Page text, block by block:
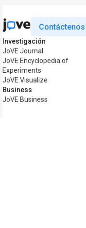
Contáctenos
Investigación
JoVE Journal
JoVE Encyclopedia of
Experiments
JoVE Visualize
Business
JoVE Business